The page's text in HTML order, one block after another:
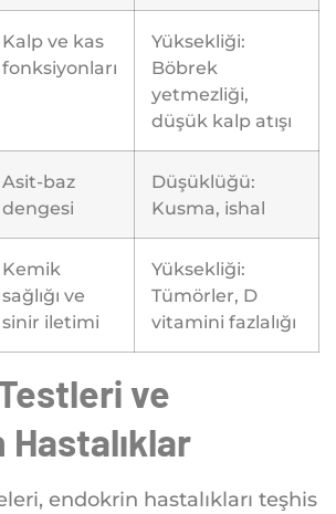
Kalp ve kas
fonksiyonları
Yüksekliği:
Böbrek
yetmezliği,
düşük kalp atışı
Asit-baz
dengesi
Düşüklüğü:
Kusma, ishal
Kemik
sağlığı ve
sinir iletimi
Yüksekliği:
Tümörler, D
vitamini fazlalığı
ve
endokrin hastalıkları teşhis